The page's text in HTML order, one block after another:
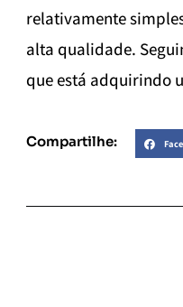
relativamente
alta qualidade.
que está adquirindo
Compartilhe: